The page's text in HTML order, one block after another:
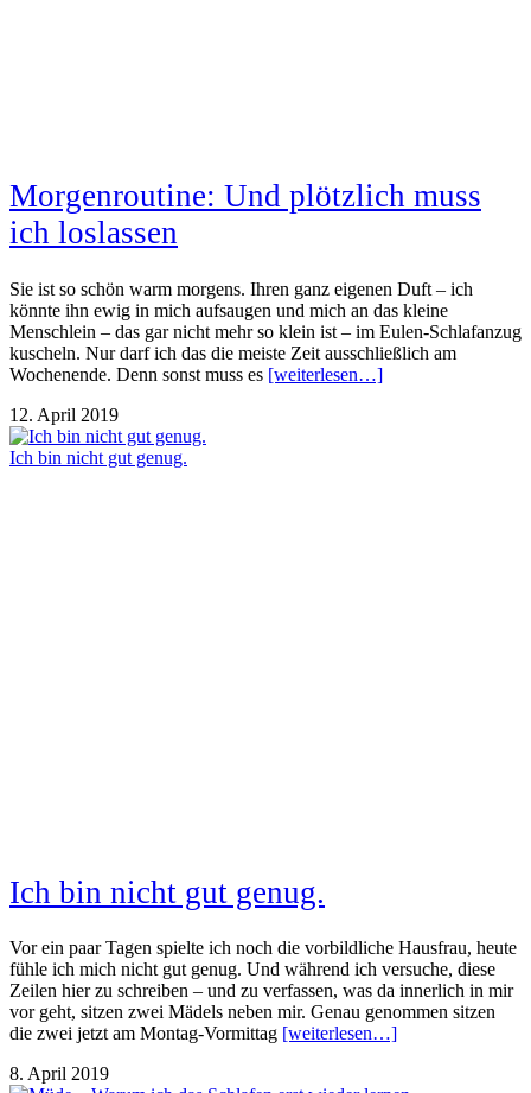
Morgenroutine: Und plötzlich muss
ich loslassen
Sie ist so schön warm morgens. Ihren ganz eigenen Duft – ich
könnte ihn ewig in mich aufsaugen und mich an das kleine
Menschlein – das gar nicht mehr so klein ist – im Eulen-Schlafanzug
kuscheln. Nur darf ich das die meiste Zeit ausschließlich am
Wochenende. Denn sonst muss es [weiterlesen…]
12. April 2019
Ich bin nicht gut genug.
Ich bin nicht gut genug.
Vor ein paar Tagen spielte ich noch die vorbildliche Hausfrau, heute
fühle ich mich nicht gut genug. Und während ich versuche, diese
Zeilen hier zu schreiben – und zu verfassen, was da innerlich in mir
vor geht, sitzen zwei Mädels neben mir. Genau genommen sitzen
die zwei jetzt am Montag-Vormittag [weiterlesen…]
8. April 2019